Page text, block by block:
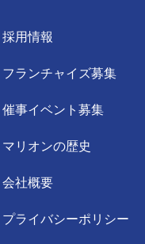
採用情報
フランチャイズ募集
催事イベント募集
マリオンの歴史
会社概要
プライバシーポリシー